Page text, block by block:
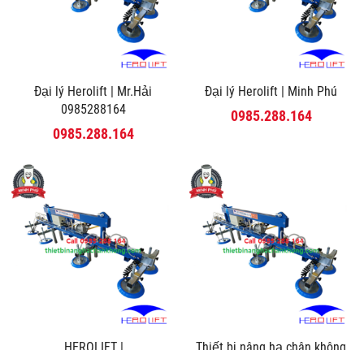
Đại lý Herolift | Mr.Hải
0985288164
0985.288.164
Đại lý Herolift | Minh Phú
0985.288.164
HEROLIFT |
Thiết bị nâng hạ chân không